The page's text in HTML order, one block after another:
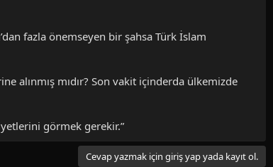
fazla önemseyen bir şahsa Türk İslam
alınmış mıdır? Son vakit içinderda ülkemizde
görmek gerekir.”
Cevap yazmak için giriş yap yada kayıt ol.